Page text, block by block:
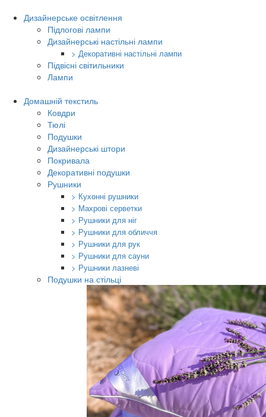
Дизайнерське освітлення
Підлогові лампи
Дизайнерські настільні лампи
> Декоративні настільні лампи
Підвісні світильники
Лампи
Домашній текстиль
Ковдри
Тюлі
Подушки
Дизайнерські штори
Покривала
Декоративні подушки
Рушники
> Кухонні рушники
> Махрові серветки
> Рушники для ніг
> Рушники для обличчя
> Рушники для рук
> Рушники для сауни
> Рушники лазневі
Подушки на стільці